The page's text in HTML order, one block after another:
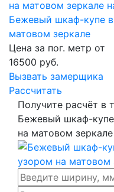
Бежевый шкаф-купе
матовом зеркале
Цена за пог. метр от
16500 руб.
Вызвать замерщика
Рассчитать
Получите расчёт в
Бежевый шкаф-
на матовом зеркале